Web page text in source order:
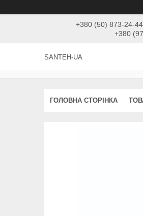
+380 (50) 873-24-44
+380
SANTEH-UA
ГОЛОВНА СТОРІНКА